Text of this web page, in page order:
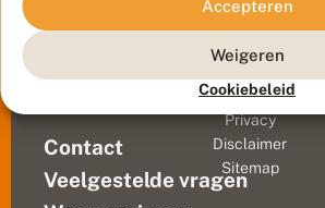
Accepteren
Weigeren
Cookiebeleid
p
e
n
:
i
een
felle
lamp
voor
een
Contact
Veelgestelde vragen
Meld waarnemingen
© 2026 Vlinderstichting
Blue Field Agency
Privacy
Disclaimer
Sitemap